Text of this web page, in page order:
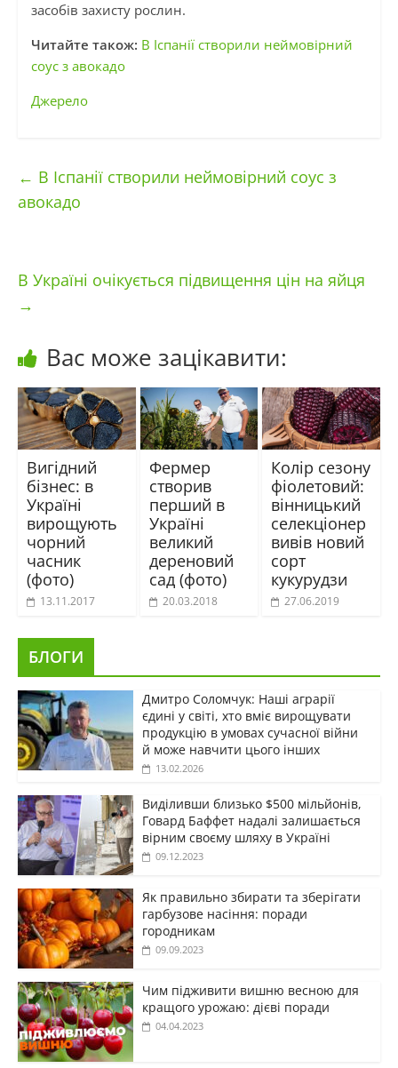
засобів захисту рослин.
Читайте також: В Іспанії створили неймовірний
соус з авокадо
Джерело
← В Іспанії створили неймовірний соус з
авокадо
В Україні очікується підвищення цін на яйця
→
Вас може зацікавити:
Вигідний
бізнес: в
Україні
вирощують
чорний
часник
(фото)
13.11.2017
Фермер
створив
перший в
Україні
великий
дереновий
сад (фото)
20.03.2018
Колір сезону
фіолетовий:
вінницький
селекціонер
вивів новий
сорт
кукурудзи
27.06.2019
БЛОГИ
Дмитро Соломчук: Наші аграрії
єдині у світі, хто вміє вирощувати
продукцію в умовах сучасної війни
й може навчити цього інших
13.02.2026
Виділивши близько $500 мільйонів,
Говард Баффет надалі залишається
вірним своєму шляху в Україні
09.12.2023
Як правильно збирати та зберігати
гарбузове насіння: поради
городникам
09.09.2023
Чим підживити вишню весною для
кращого урожаю: дієві поради
04.04.2023